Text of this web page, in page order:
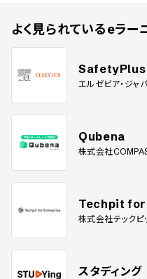
よく見られているeラー
SafetyPlus
エルゼビア・ジャ
Qubena
株式会社
Techpit
株式会社テックピ
スタディング